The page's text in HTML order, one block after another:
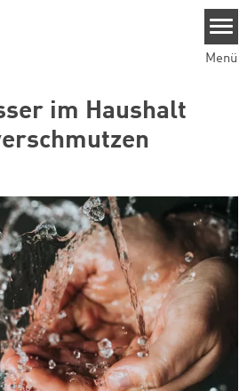
Menü
im Haushalt